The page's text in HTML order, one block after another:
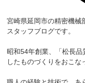
宮崎県延岡市の精密機械
スタッフブログです。
昭和54年創業、「松長
したものづくりをおこな